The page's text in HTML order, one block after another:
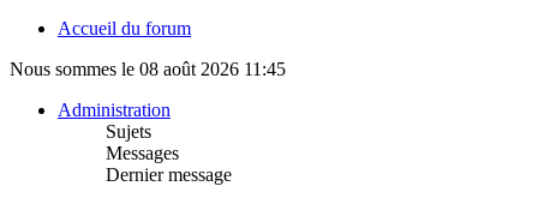
Accueil du forum
Nous sommes le 08 août 2026 11:45
Administration
Sujets
Messages
Dernier message